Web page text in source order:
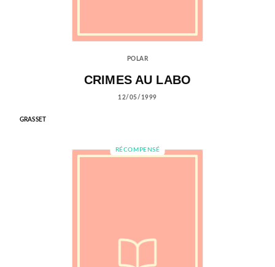
POLAR
CRIMES AU LABO
12/05/1999
GRASSET
RÉCOMPENSÉ